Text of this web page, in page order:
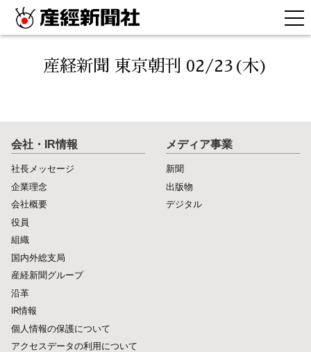
産経新聞 東京朝刊 02/23(木)
会社・IR情報
社長メッセージ
企業理念
会社概要
役員
組織
国内外総支局
産経新聞グループ
沿革
IR情報
個人情報の保護について
アクセスデータの利用について
メディア事業
新聞
出版物
デジタル